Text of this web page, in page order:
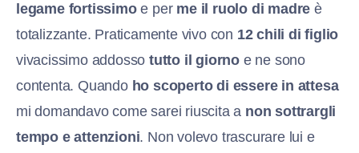
legame fortissimoe per me il ruolo di madre è
totalizzante. Praticamente vivo con 12 chili di figlio
vivacissimo addossotutto il giorno e ne sono
contenta. Quando ho scoperto di essere in attesa
mi domandavo come sarei riuscita a non sottrargli
tempo e attenzioni. Non volevo trascurare lui e